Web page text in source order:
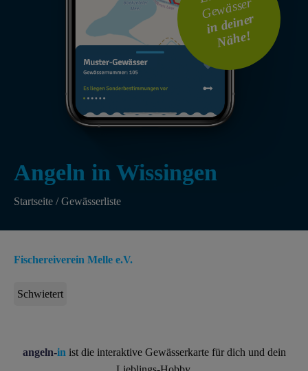
Angeln in Wissingen
Startseite /Gewässerliste
Gewässer
i
n
dei
ner
N
ä
he!
Fischereiverein Melle e.V.
Schwietert
angeln-in ist die interaktive Gewässerkarte für dich und dein